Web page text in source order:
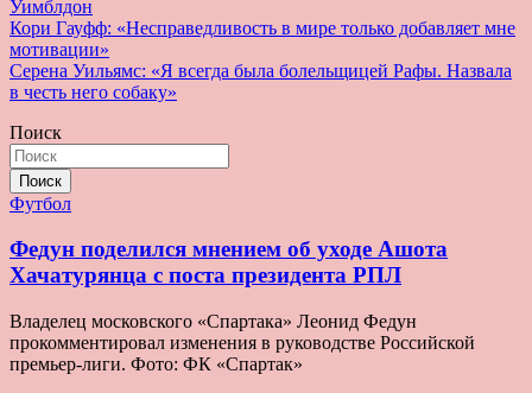
Уимблдон
Навигация
по
записям
Кори Гауфф: «Несправедливость в мире только добавляет мне
мотивации»
Серена Уильямс: «Я всегда была болельщицей Рафы. Назвала
в честь него собаку»
Поиск
Поиск
Футбол
Федун поделился мнением об уходе Ашота
Хачатурянца с поста президента РПЛ
Владелец московского «Спартака» Леонид Федун
прокомментировал изменения в руководстве Российской
премьер-лиги. Фото: ФК «Спартак»